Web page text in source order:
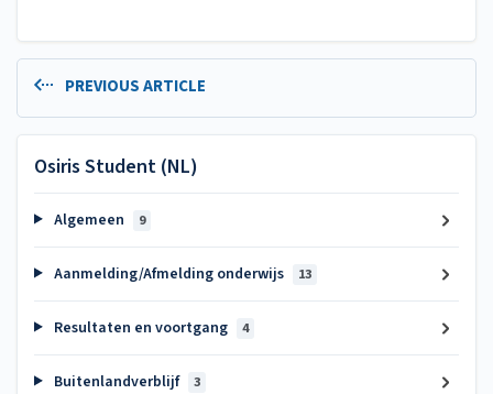
PREVIOUS ARTICLE
Osiris Student (NL)
Algemeen 9
Aanmelding/Afmelding onderwijs 13
Resultaten en voortgang 4
Buitenlandverblijf 3